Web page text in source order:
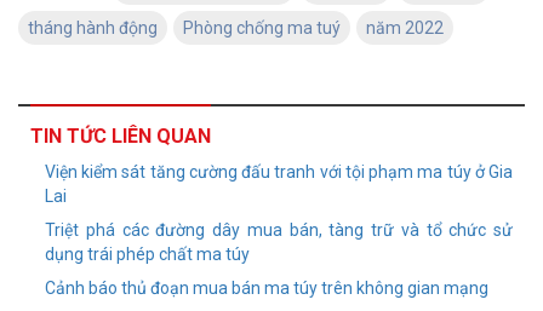
tháng hành động Phòng chống ma tuý năm 2022
TIN TỨC LIÊN QUAN
Viện kiểm sát tăng cường đấu tranh với tội phạm ma túy ở Gia
Lai
Triệt phá các đường dây mua bán, tàng trữ và tổ chức sử
dụng trái phép chất ma túy
Cảnh báo thủ đoạn mua bán ma túy trên không gian mạng